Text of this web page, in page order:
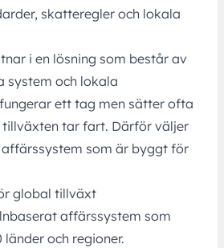
skatteregler och lokala
i en lösning som består av
system och lokala
ett tag men sätter ofta
tillväxten tar fart. Därför väljer
som är byggt för
global tillväxt
affärssystem som
och regioner.